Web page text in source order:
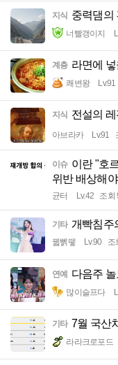
지식 중력댐의
너빨갱이지
계층 라면에
쾌변왕 Lv.91
지식 전설의 레
아브라카 Lv.91
이슈 이란 "호
위반 배상해
균터 Lv.42 조회
기타 개빡침주
꿻뻵뗗 Lv.90 조
연예 다음주
많이슬프다
기타 7월 국산
라라크로포드